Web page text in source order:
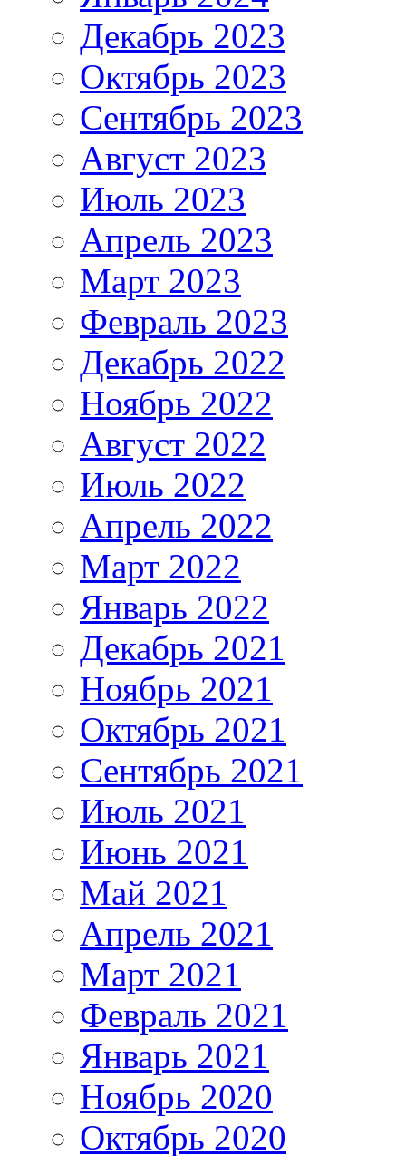
Декабрь 2023
Октябрь 2023
Сентябрь 2023
Август 2023
Июль 2023
Апрель 2023
Март 2023
Февраль 2023
Декабрь 2022
Ноябрь 2022
Август 2022
Июль 2022
Апрель 2022
Март 2022
Январь 2022
Декабрь 2021
Ноябрь 2021
Октябрь 2021
Сентябрь 2021
Июль 2021
Июнь 2021
Май 2021
Апрель 2021
Март 2021
Февраль 2021
Январь 2021
Ноябрь 2020
Октябрь 2020